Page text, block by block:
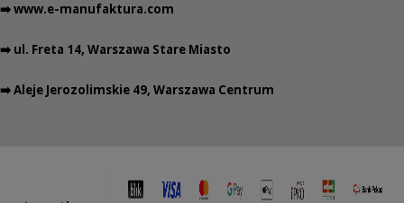
➡️www.e-manufaktura.com
➡️ ul. Freta 14, Warszawa Stare Miasto
➡️ Aleje Jerozolimskie 49, Warszawa Centrum